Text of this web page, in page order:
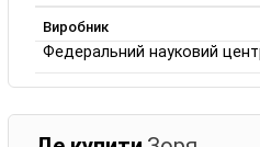
Виробник
Федеральний науковий